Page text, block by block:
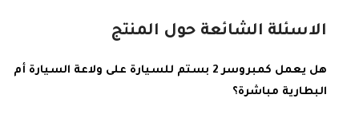
الاسئلة الشائعة حول المنتج
هل يعمل كمبروسر 2 بستم للسيارة على ولاعة السيارة أم
البطارية مباشرة؟